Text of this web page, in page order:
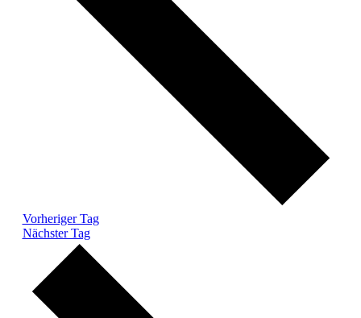
Vorheriger Tag
Nächster Tag